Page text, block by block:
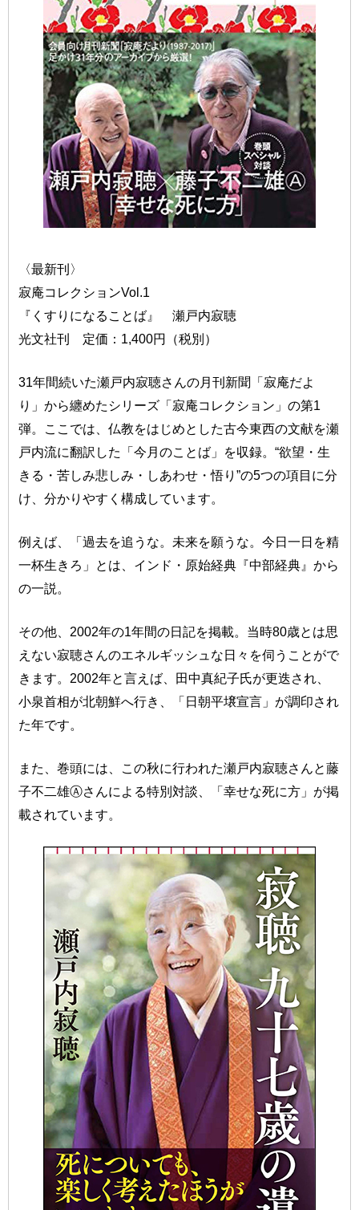
〈最新刊〉
寂庵コレクションVol.1
『くすりになることば』 瀬戸内寂聴
光文社刊 定価：1,400円（税別）
31年間続いた瀬戸内寂聴さんの月刊新聞「寂庵だよ
り」から纏めたシリーズ「寂庵コレクション」の第1
弾。ここでは、仏教をはじめとした古今東西の文献を瀬
戸内流に翻訳した「今月のことば」を収録。“欲望・生
きる・苦しみ悲しみ・しあわせ・悟り”の5つの項目に分
け、分かりやすく構成しています。
例えば、「過去を追うな。未来を願うな。今日一日を精
一杯生きろ」とは、インド・原始経典『中部経典』から
の一説。
その他、2002年の1年間の日記を掲載。当時80歳とは思
えない寂聴さんのエネルギッシュな日々を伺うことがで
きます。2002年と言えば、田中真紀子氏が更迭され、
小泉首相が北朝鮮へ行き、「日朝平壌宣言」が調印され
た年です。
また、巻頭には、この秋に行われた瀬戸内寂聴さんと藤
子不二雄Ⓐさんによる特別対談、「幸せな死に方」が掲
載されています。